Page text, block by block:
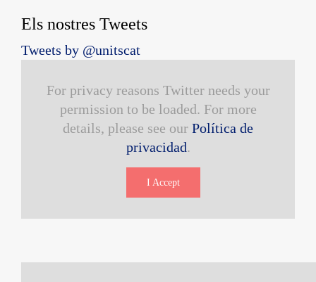
Els nostres Tweets
Tweets by @unitscat
For privacy reasons Twitter needs your
permission to be loaded. For more
details, please see our Política de
privacidad.
I Accept